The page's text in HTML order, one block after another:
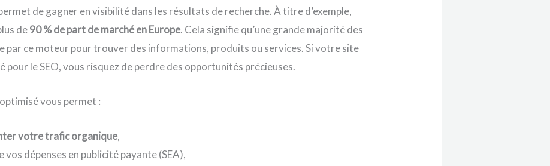
de gagner en visibilité dans les résultats de recherche. À titre d’exemple,
de90 % de part de marché en Europe. Cela signifie qu’une grande majorité des
par ce moteur pour trouver des informations, produits ou services. Si votre site
pour le SEO, vous risquez de perdre des opportunités précieuses.
vous permet :
votre trafic organique,
vos dépenses en publicité payante (SEA),